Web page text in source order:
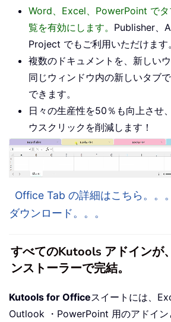
Word、Excel、PowerPoint でタ
覧を有効にします。 Publisher、
Project でもご利用いただけます。
複数のドキュメントを、新しい
同じウィンドウ内の新しいタブ
できます。
日々の生産性を50％も向上させ
ウスクリックを削減します！
Office Tab の詳細はこちら。。。
ダウンロード。。。
すべてのKutools アドインが
ンストーラーで完結。
Kutools for Officeスイートには、
Outlook ・PowerPoint 用のアドイ